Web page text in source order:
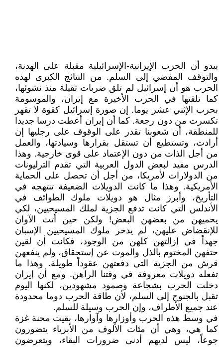
يبدو أن الحرب الإيرانية-الإسرائيلية مقبلة على الهدنة،
والتوقف المفضي إلى السلم. من النتائج الكبرى لهذه
الحرب هو أن إسرائيل لم تلق ضربات ثقيلة منذ نشوئها،
كما تلقتها في الحرب الأخيرة مع إيران، والموسومة
بحرب الإثني عشر يوما. إن صورة إسرائيل كقوة لا تقهر
تكسرت من دون رجعة. كما أن إيران أعطت درسا جديدا
للمنطقة، أن شعوبنا تقدر على الوقوف على رجليها إن
أرادت، وتستطيع أن تستقل بقرارها وسيادتها، والعمل
من أجل الذات من دون الإعتماد على قوى خارجية. وهذا
الدرس مفيد لبعض الدول العربية التي تقدم الترليونات
من الدولارات لأمريكا، من أجل أن تحصل على الحماية
الأمريكية. وهذا ما كانت الدويلات الضعيفة تنتهجه في
التأريخ، وأبرز مثال هو دويلات ملوك الطوائف في
الأندلس التي كانت تدفع الجزية لملك المسيحيين، لكي
يحميهن من بعضهن البعض! ولكن حين أتت الآوان
للإنقضاض عليهن، لم يدخر ملوك المسيحيين الإسبان
جهداً في إزالتهن كلهن من الوجود، فكانت أن لقين
حتفهن المختوم بالذل والموت عن إستحقاق، ولم ينفعهن
قرش من الجزية التي دفعتهن عقوداً طويلة. وهذا ما
تفعله دويلات معروفة في وقتنا الراهن. ومع أن إيران
دخلت الحرب بشجاعة وصمود مشهودين، لكنها اليوم
تقبل بالجنوح إلى السلم، لأن طاقة الحرب دوما محدودة
عند جميع الأطراف، وإن الحرب وسيلة للسلم.
في وسط هذه الحرب وأوزارها وآوارها، بقيت محنة غزة
كما هي، وهي أن مئات الألوف من الأبرياء يتضورون
جوعاً، ليس لديهم أدنى ضرورات البقاء، ويتعرضون